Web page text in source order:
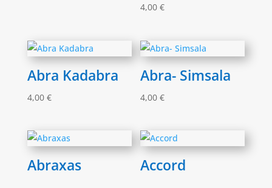
4,00€
Abra Kadabra
4,00 €
Abra- Simsala
4,00€
Abraxas Accord